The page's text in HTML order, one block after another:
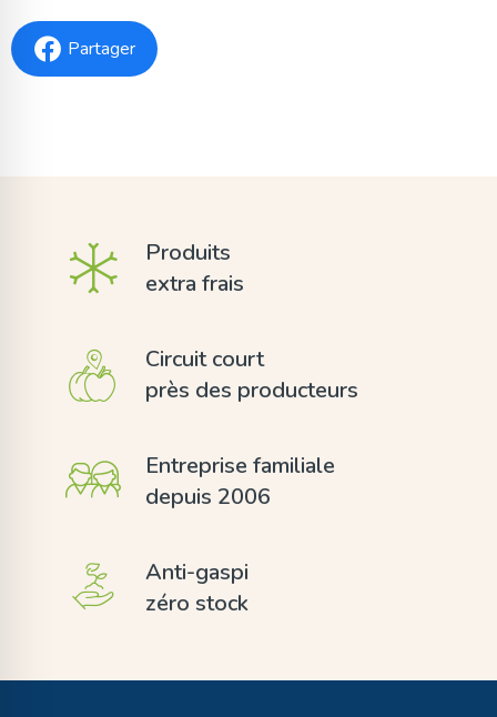
Partager
Produits
extra frais
Circuit court
près des producteurs
Entreprise familiale
depuis 2006
Anti-gaspi
zéro stock